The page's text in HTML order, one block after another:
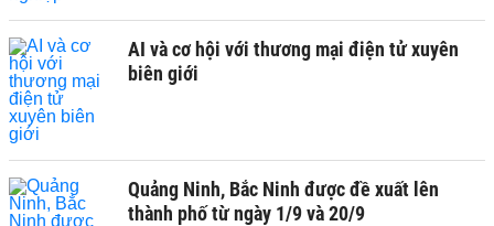
AI và cơ hội với thương mại điện tử xuyên
biên giới
Quảng Ninh, Bắc Ninh được đề xuất lên
thành phố từ ngày 1/9 và 20/9